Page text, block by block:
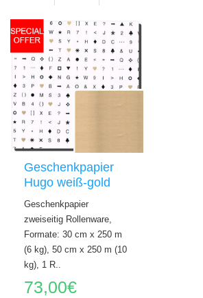
Geschenkpapier
Hugo weiß-gold
Geschenkpapier
zweiseitig Rollenware,
Formate: 30 cm x 250 m
(6 kg), 50 cm x 250 m (10
kg), 1 R..
73,00€